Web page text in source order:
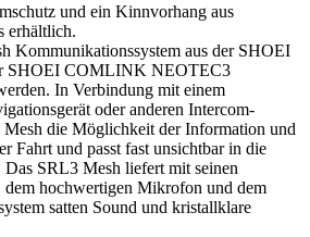
und ein Kinnvorhang aus
erhältlich.
Kommunikationssystem aus der SHOEI
SHOEI COMLINK NEOTEC3
In Verbindung mit einem
oder anderen Intercom-
Mesh die Möglichkeit der Information und
Fahrt und passt fast unsichtbar in die
SRL3 Mesh liefert mit seinen
dem hochwertigen Mikrofon und dem
satten Sound und kristallklare